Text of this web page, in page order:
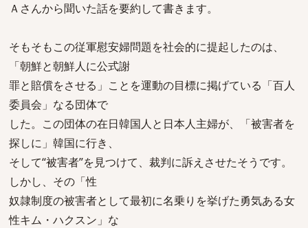
Ａさんから聞いた話を要約して書きます。
そもそもこの従軍慰安婦問題を社会的に提起したのは、
「朝鮮と朝鮮人に公式謝
罪と賠償をさせる」ことを運動の目標に掲げている「百人
委員会」なる団体で
した。この団体の在日韓国人と日本人主婦が、「被害者を
探しに」韓国に行き、
そして“被害者”を見つけて、裁判に訴えさせたそうです。
しかし、その「性
奴隷制度の被害者として最初に名乗りを挙げた勇気ある女
性キム・ハクスン」な